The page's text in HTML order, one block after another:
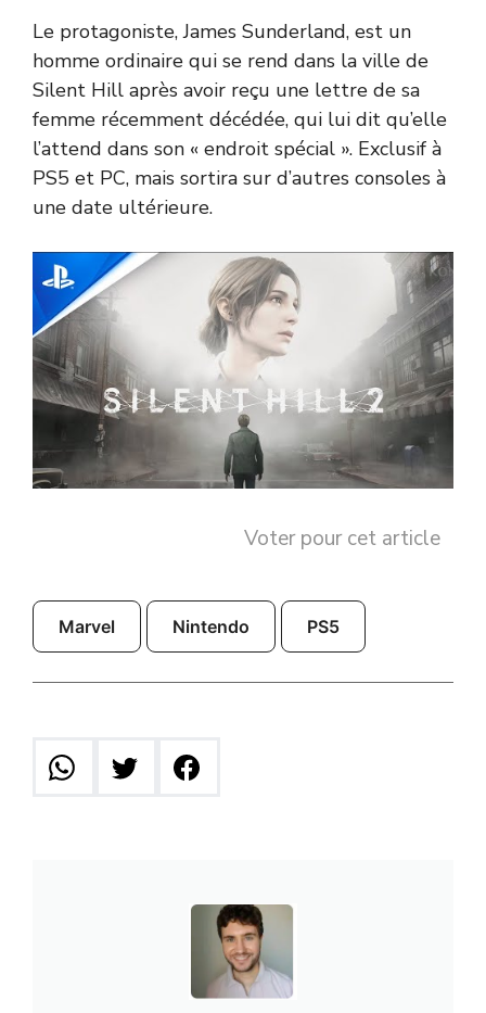
Le protagoniste, James Sunderland, est un
homme ordinaire qui se rend dans la ville de
Silent Hill après avoir reçu une lettre de sa
femme récemment décédée, qui lui dit qu’elle
l’attend dans son « endroit spécial ». Exclusif à
PS5 et PC, mais sortira sur d’autres consoles à
une date ultérieure.
Voter pour cet article
Marvel Nintendo PS5